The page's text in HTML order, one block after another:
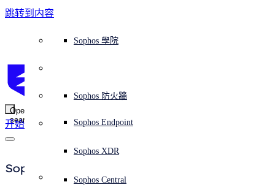
跳转到内容
Open
search
开始
平台概覽Sophos Central
Sophos AI
整合 marketplace 市集
威脅情報
免費試用
端點保護（下一代防毒軟體）
伺服器防護
Mobile Security
安全營運
XDR - 擴展式偵測與回應
身分識別安全
ITDR - 身分識別威脅偵測與回應
網路安全與基礎架構
下一代防火牆 (NGFW)
網路交換機
無線存取點
Workspace Protection
Workspace Protection
零信任網路存取 (ZTNA)
DNS 防護 (DNS Protection)
Email Monitoring System
電子郵件與網路釣魚防護
雲端工作負載防護
託管式服務MDR - 託管式偵測與回應
漏洞管理（託管式風險）
諮詢服務概覽
專業服務
營運支援
免費工具
NIST 評估
使用案例全天候守護我的組織
保障遠端與混合辦公員工的安全
應對網路保險要求
保護我的 Microsoft 環境
啟用雲端原生安全性
教育
政府部門
醫療保健
製造業
零售業
為什麼選擇 Sophos？
獎項與榮譽
競爭對手比較
公司
媒體
職位空缺
信任中心
信任中心概覽
安全設計
負責任的披露
ESG
企業政策
Sophos 合作夥伴
Partner Program 合作夥伴計畫
Partner care 支援
合作夥伴培訓
合作夥伴部落格
通路合作夥伴
OEM
整合和 API
威脅情報X-Ops 威脅研究
AI 研究
威脅檔案
威脅資料庫
威脅研究部落格
檢視所有資源
案例研究
報告
線上研討會
白皮書
部落格
Sophos 部落格
AI 研究
安全營運
合作夥伴部落格
獲得協助（支援）
緊急事件回應
支援計劃
客戶成功
技術客戶經理（TAM）
聯絡 Sophos 支援
下載及更新
Sophos 狀態頁面
安全公告
提交威脅
產品支援
產品文件
Sophos 防火牆
Sophos Endpoint
Sophos XDR
Sophos Central
培訓
Sophos 學院
Sophos Email